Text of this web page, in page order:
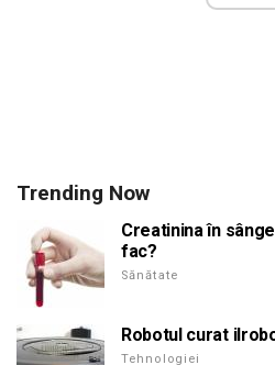
Trending Now
Creatinina în
fac?
Sănătate
Robotul curat
Tehnologiei